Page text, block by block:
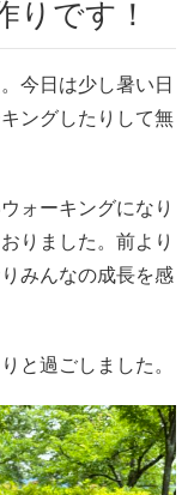
りです！
今日は少し暑い日
ングしたりして無
ォーキングになり
りました。前より
みんなの成長を感
と過ごしました。